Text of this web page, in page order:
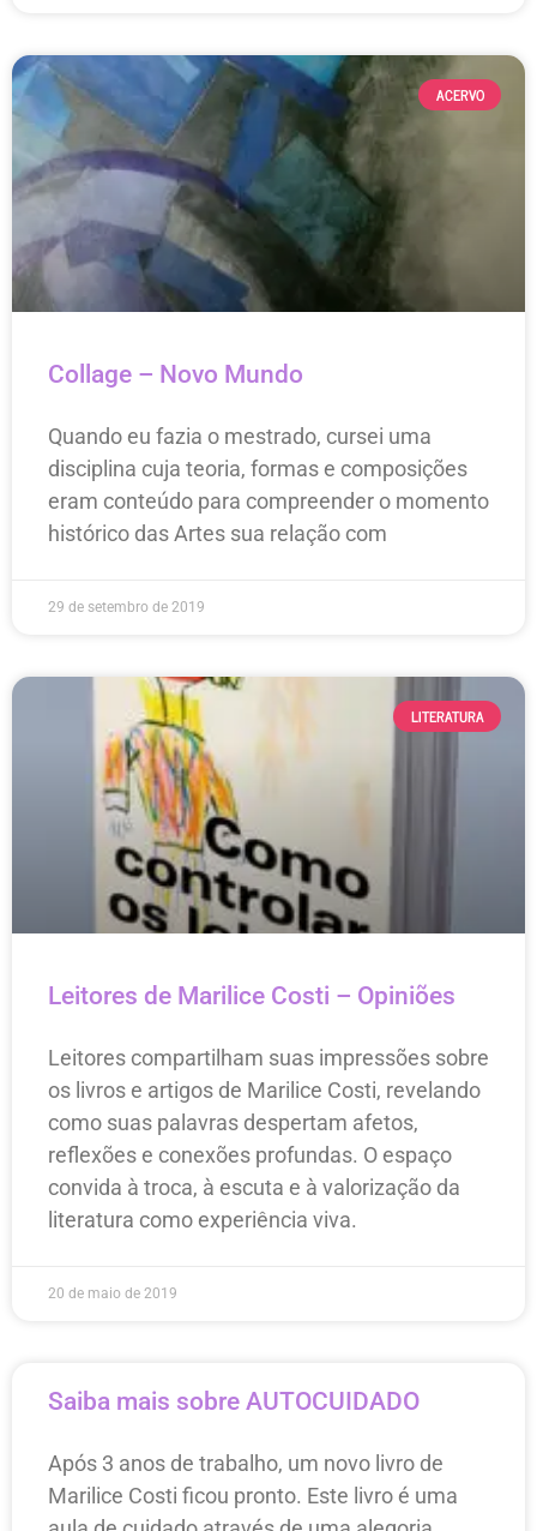
ACERVO
Collage – Novo Mundo
Quando eu fazia o mestrado, cursei uma
disciplina cuja teoria, formas e composições
eram conteúdo para compreender o momento
histórico das Artes sua relação com
29 de setembro de 2019
LITERATURA
Leitores de Marilice Costi – Opiniões
Leitores compartilham suas impressões sobre
os livros e artigos de Marilice Costi, revelando
como suas palavras despertam afetos,
reflexões e conexões profundas. O espaço
convida à troca, à escuta e à valorização da
literatura como experiência viva.
20 de maio de 2019
Saiba mais sobre AUTOCUIDADO
Após 3 anos de trabalho, um novo livro de
Marilice Costi ficou pronto. Este livro é uma